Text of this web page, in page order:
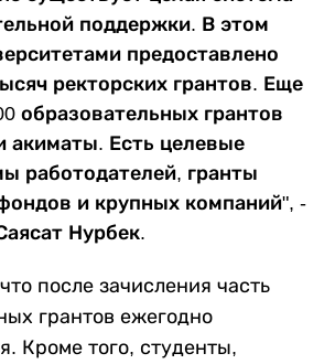
поддержки. В этом
предоставлено
ректорских грантов. Еще
образовательных грантов
акиматы. Есть целевые
работодателей, гранты
и крупных компаний", -
Нурбек.
после зачисления часть
грантов ежегодно
Кроме того, студенты,